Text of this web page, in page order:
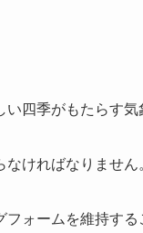
四季がもたらす気
ければなりません
ォームを維持する